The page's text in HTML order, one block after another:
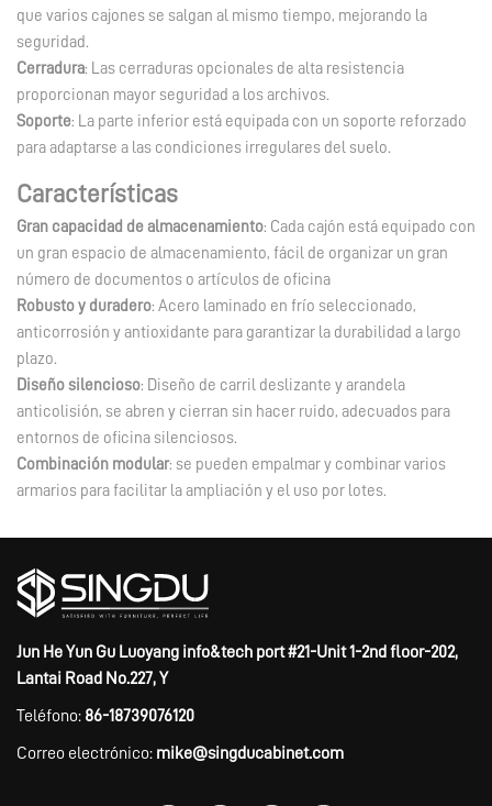
que varios cajones se salgan al mismo tiempo, mejorando la
seguridad.
Cerradura: Las cerraduras opcionales de alta resistencia
proporcionan mayor seguridad a los archivos.
Soporte: La parte inferior está equipada con un soporte reforzado
para adaptarse a las condiciones irregulares del suelo.
Características
Gran capacidad de almacenamiento: Cada cajón está equipado con
un gran espacio de almacenamiento, fácil de organizar un gran
número de documentos o artículos de oficina
Robusto y duradero: Acero laminado en frío seleccionado,
anticorrosión y antioxidante para garantizar la durabilidad a largo
plazo.
Diseño silencioso: Diseño de carril deslizante y arandela
anticolisión, se abren y cierran sin hacer ruido, adecuados para
entornos de oficina silenciosos.
Combinación modular: se pueden empalmar y combinar varios
armarios para facilitar la ampliación y el uso por lotes.
Jun He Yun Gu Luoyang info&tech port #21-Unit 1-2nd floor-202,
Lantai Road No.227, Y
Teléfono: 86-18739076120
Correo electrónico: mike@singducabinet.com